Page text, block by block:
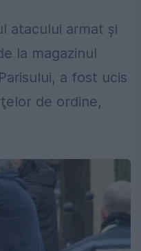
atacului armat şi
la magazinul
a fost ucis
de ordine,